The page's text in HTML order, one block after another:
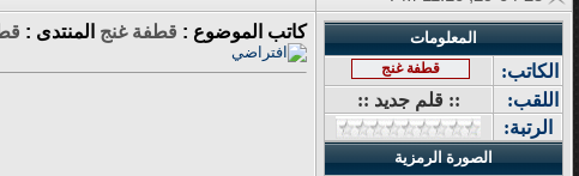
المعلومات
الكاتب: قطفة غنج
اللقب:
:: قلم جديد ::
الرتبة:
الصورة الرمزية
كاتب الموضوع : قطفة غنج المنتدى :